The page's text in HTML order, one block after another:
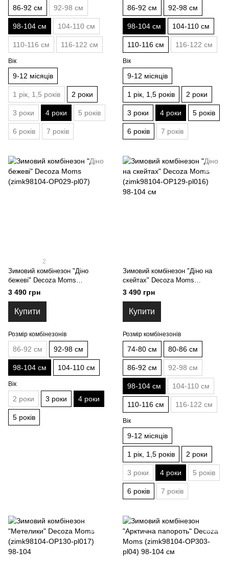
86-92 см 92-98 см
98-104 см 104-110 см
110-116 см 116-122 см
Вік
9-12 місяців
1 рік, 1,5 років 2 роки
3 роки 4 роки 5 років
6 років 7 років
86-92 см 92-98 см
98-104 см 104-110 см
110-116 см 116-122 см
Вік
9-12 місяців
1 рік, 1,5 років 2 роки
3 роки 4 роки 5 років
6 років 7 років
2
Зимовий комбінезон "Діно
бежеві" Decoza Moms
(zimk98104-OP029-pl07)
3 490 грн
Купити
Розмір комбінезонів
86-92 см 92-98 см
98-104 см 104-110 см
Вік
2 роки 3 роки 4 роки
5 років
Зимовий комбінезон "Діно на
скейтах" Decoza Moms
(zimk98104-OP129-pl016) 98-
3 490 грн
Купити
Розмір комбінезонів
74-80 см 80-86 см
86-92 см 92-98 см
98-104 см 104-110 см
110-116 см 116-122 см
Вік
9-12 місяців
1 рік, 1,5 років 2 роки
3 роки 4 роки 5 років
6 років 7 років